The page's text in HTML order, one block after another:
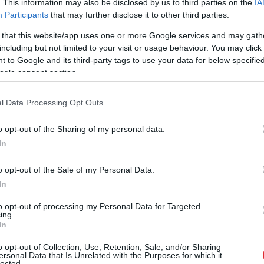
This information may also be disclosed by us to third parties on the
Participants that may further disclose it to other third parties.
that this website/app uses one or more Google services and may
but not limited to your visit or usage behaviour. You may
to Google and its third-party tags to use your data for below
consent section.
Data Processing Opt Outs
opt-out of the Sharing of my personal data.
opt-out of the Sale of my Personal Data.
opt-out of processing my Personal Data for Targeted
opt-out of Collection, Use, Retention, Sale, and/or Sharing
Data that Is Unrelated with the Purposes for which it
Nosaukti
populārākie
vārdi
kuru nozīme ir
“laimīgs”
ievērot pieklājību, nekurināt naidu un iztikt
kuru ēšanu pēc 45 gadu vecuma
tracina? Numerologi izceļ četrus
brīvība ir īpaši svarīga